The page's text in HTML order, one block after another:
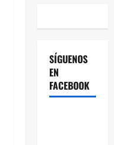
SÍGUENOS
EN
FACEBOOK